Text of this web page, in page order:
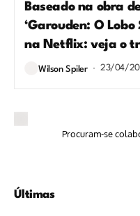
Baseado na obra
‘Garouden: O
na Netflix: veja o
Wilson Spiler 23/04/
Procuram-se
Últimas